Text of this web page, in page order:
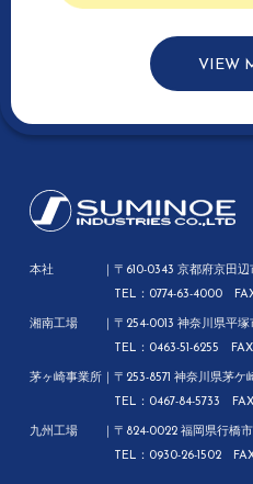
VIEW
本社
〒610-0343 京都府京田辺
TEL：0774-63-4000
湘南工場
〒254-0013 神奈川県平塚
TEL：0463-51-6255
茅ヶ崎事業所
〒253-8571 神奈川県茅ケ
TEL：0467-84-5733
九州工場
〒824-0022 福岡県行橋
TEL：0930-26-1502